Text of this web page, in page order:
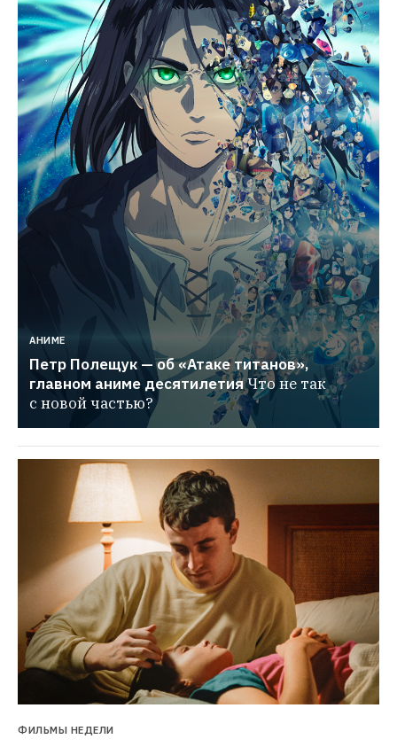
АНИМЕ
Петр Полещук — об «Атаке титанов»,
главном аниме десятилетияЧто не так
с новой частью?
ФИЛЬМЫ НЕДЕЛИ